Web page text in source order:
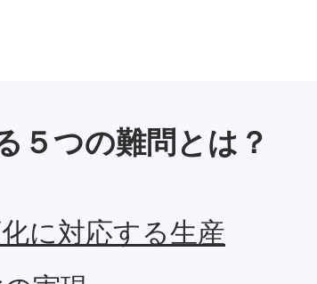
５つの難問とは？
に対応する生産